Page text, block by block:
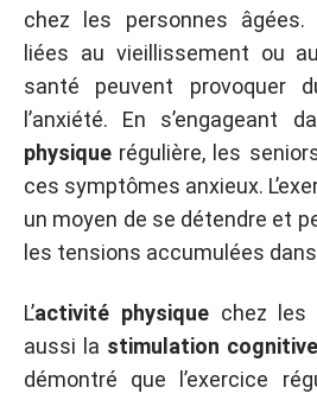
chez les personnes âgées.
liées au vieillissement ou
santé peuvent provoquer
l’anxiété. En s’engageant
physique régulière, les
ces symptômes anxieux.
un moyen de se détendre et
les tensions accumulées
L’activité physiquechez les
aussi la stimulation cognitive
démontré que l’exercice